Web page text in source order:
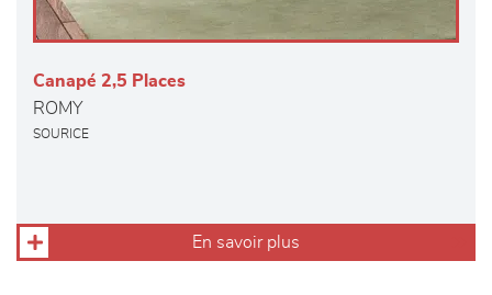
Canapé 2,5 Places
ROMY
SOURICE
En savoir plus